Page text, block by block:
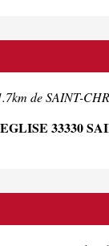
de SAINT-
33330